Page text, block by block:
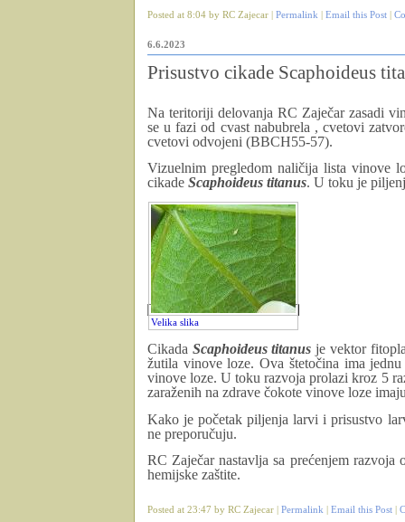
Posted at 8:04 by RC Zajecar | Permalink Email this Post
6.6.2023
Prisustvo cikade Scaphoideus
Na teritoriji delovanja RC Zaječar zasadi
se u fazi od cvast nabubrela , cvetovi
cvetovi odvojeni (BBCH55-57).
Vizuelnim pregledom naličija lista vinove
cikade Scaphoideus titanus. U toku je
Velika slika
Cikada Scaphoideus titanus je vektor
žutila vinove loze. Ova štetočina ima
vinove loze. U toku razvoja prolazi kroz 5
zaraženih na zdrave čokote vinove loze
Kako je početak piljenja larvi i prisustvo
ne preporučuju.
RC Zaječar nastavlja sa prećenjem razvoja
hemijske zaštite.
Posted at 23:47 by RC Zajecar | Permalink Email this Post